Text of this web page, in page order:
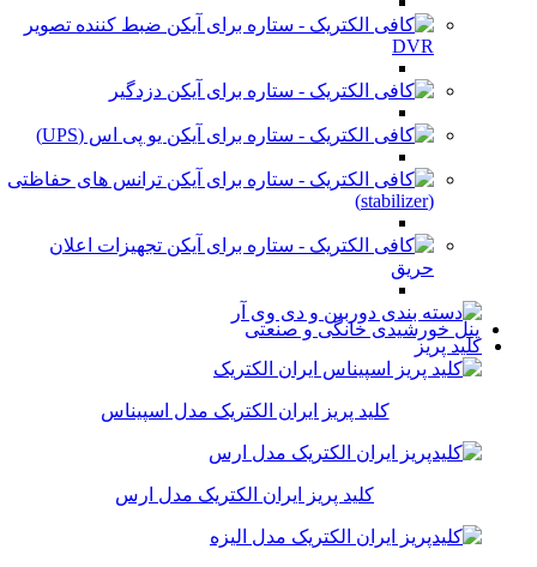
ضبط کننده تصویر
DVR
دزدگیر
یو پی اس (UPS)
ترانس های حفاظتی
(stabilizer)
تجهیزات اعلان
حریق
پنل خورشیدی خانگی و صنعتی
کلید پریز
کلید پریز ایران الکتریک مدل اسپیناس
کلید پریز ایران الکتریک مدل ارس